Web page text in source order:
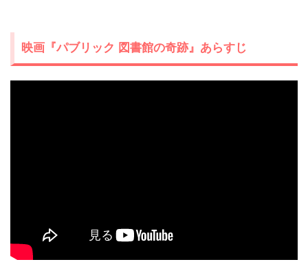
映画『パブリック 図書館の奇跡』あらすじ